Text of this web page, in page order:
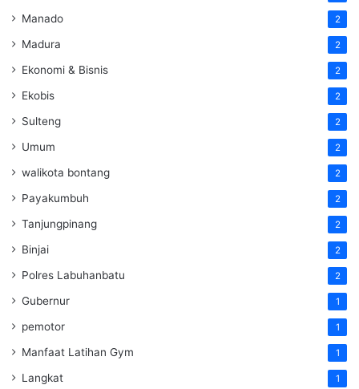
Manado 2
Madura 2
Ekonomi & Bisnis 2
Ekobis 2
Sulteng 2
Umum 2
walikota bontang 2
Payakumbuh 2
Tanjungpinang 2
Binjai 2
Polres Labuhanbatu 2
Gubernur 1
pemotor 1
Manfaat Latihan Gym 1
Langkat 1